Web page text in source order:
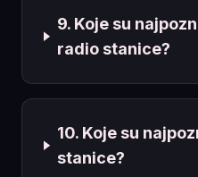
9. Koje su
radio stanice?
10. Koje su
stanice?